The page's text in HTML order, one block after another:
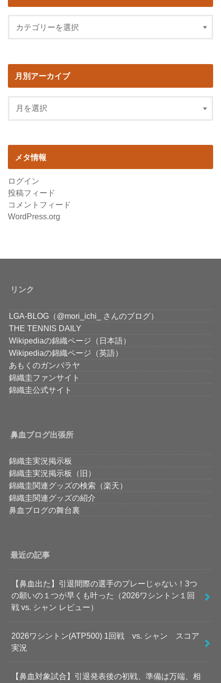
月別アーカイブ
メタ情報
ログイン
投稿フィード
コメントフィード
WordPress.org
リンク
LGA-BLOG（@mori_ichi_ さんのブログ）
THE TENNIS DAILY
Wikipediaの錦織ページ（日本語）
Wikipediaの錦織ページ（英語）
あもくのガンバラヤ
錦織圭ファンサイト
錦織圭公式サイト
鼻血ブログ出張所
錦織圭実況掲示板
錦織圭実況掲示板（旧）
錦織圭関連グッズの検索（楽天）
錦織圭関連グッズの紹介
鼻血ブログの舞台裏
最近の記事
【鼻血出た】引退間際の選手のプレーじゃない！3つ
の願いの１つが早くも叶った（2026ワシントン１回
戦 vs. シャン レビュー）
2026ワシントン(ATP500) 1回戦 vs. シャン スコア
実況
【鼻血対象試合】引退発表後の初戦、準備は万端、相